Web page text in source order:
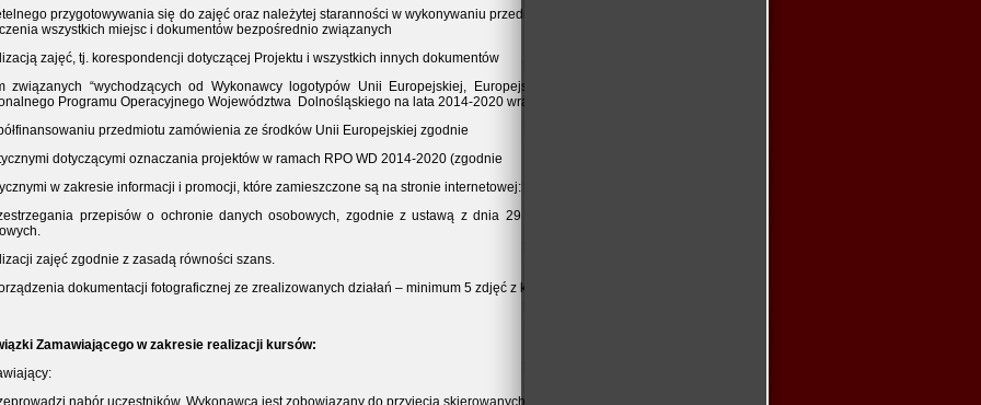
przygotowywania się do zajęć oraz należytej staranności w wykonywaniu przedmiotu zamówienia;
wszystkich miejsc i dokumentów bezpośrednio związanych
zajęć, tj. korespondencji dotyczącej Projektu i wszystkich innych dokumentów
związanych “wychodzących od Wykonawcy logotypów Unii Europejskiej, Europejskiego Funduszu Społecznego oraz
Programu Operacyjnego Województwa Dolnośląskiego na lata 2014-2020 wraz z zamieszczeniem napisu
przedmiotu zamówienia ze środków Unii Europejskiej zgodnie
dotyczącymi oznaczania projektów w ramach RPO WD 2014-2020 (zgodnie
w zakresie informacji i promocji, które zamieszczone są na stronie internetowej: www.efs.gov.pl).
przepisów o ochronie danych osobowych, zgodnie z ustawą z dnia 29 sierpnia 1997 r. o ochronie danych
zajęć zgodnie z zasadą równości szans.
dokumentacji fotograficznej ze zrealizowanych działań – minimum 5 zdjęć z każdego szkolenia/kursu.
Zamawiającego w zakresie realizacji kursów:
nabór uczestników. Wykonawca jest zobowiązany do przyjęcia skierowanych przez Zamawiającego uczestników